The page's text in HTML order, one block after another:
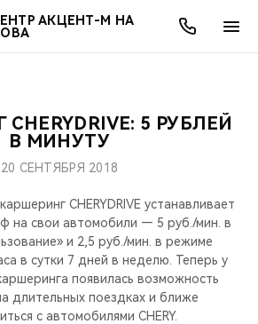
АКЦЕНТ-М НА
МОДЕЛИ
ПОКУПАТЕЛЯМ
ВЛАДЕЛЬЦАМ
МИР CHERY
АКЦИИ
СЕРВИСЫ
О КОМПАНИИ
5 РУБЛЕЙ
В МИНУТУ
20 СЕНТЯБРЯ 2018
CHERYDRIVE устанавливает
на свои автомобили — 5 руб./мин. в
и 2,5 руб./мин. в режиме
в сутки 7 дней в неделю. Теперь у
появилась возможность
длительных поездках и ближе
с автомобилями CHERY.